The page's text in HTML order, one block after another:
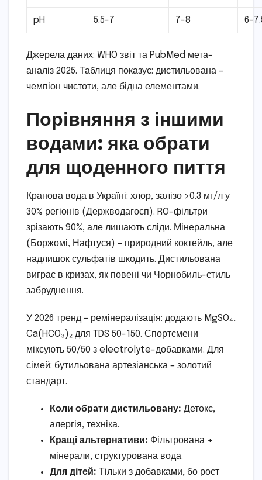
pH 5.5-7 7-8 6-
Джерела даних: WHO звіт та PubMed мета-
аналіз 2025. Таблиця показує: дистильована –
чемпіон чистоти, але бідна елементами.
Порівняння з іншими
водами: яка обрати
для щоденного пиття
Кранова вода в Україні: хлор, залізо >0.3 мг/л у
30% регіонів (Держводагосп). RO-фільтри
зрізають 90%, але лишають сліди. Мінеральна
(Боржомі, Нафтуся) – природний коктейль, але
надлишок сульфатів шкодить. Дистильована
виграє в кризах, як повені чи Чорнобиль-стиль
забруднення.
У 2026 тренд – ремінералізація: додають MgSO₄,
Ca(HCO₃)₂ для TDS 50-150. Спортсмени
міксують 50/50 з electrolyte-добавками. Для
сімей: бутильована артезіанська – золотий
стандарт.
Коли обрати дистильовану: Детокс,
алергія, техніка.
Кращі альтернативи: Фільтрована +
мінерали, структурована вода.
Для дітей: Тільки з добавками, бо рост